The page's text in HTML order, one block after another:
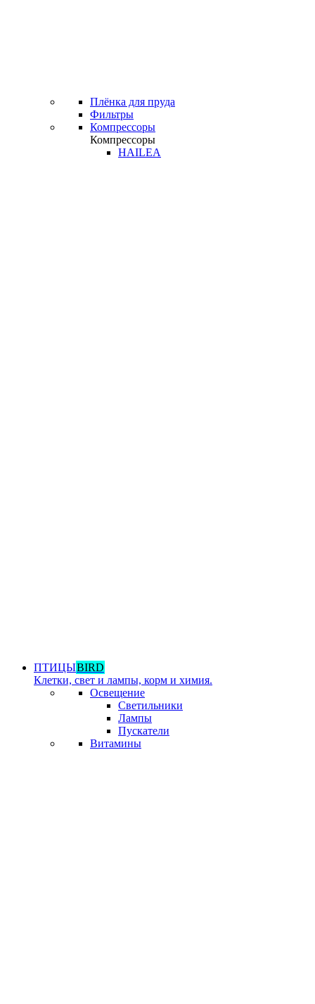
Плёнка для пруда
Фильтры
Компрессоры
Компрессоры
HAILEA
ПТИЦЫBIRD
Клетки, свет и лампы, корм и химия.
Освещение
Светильники
Лампы
Пускатели
Витамины